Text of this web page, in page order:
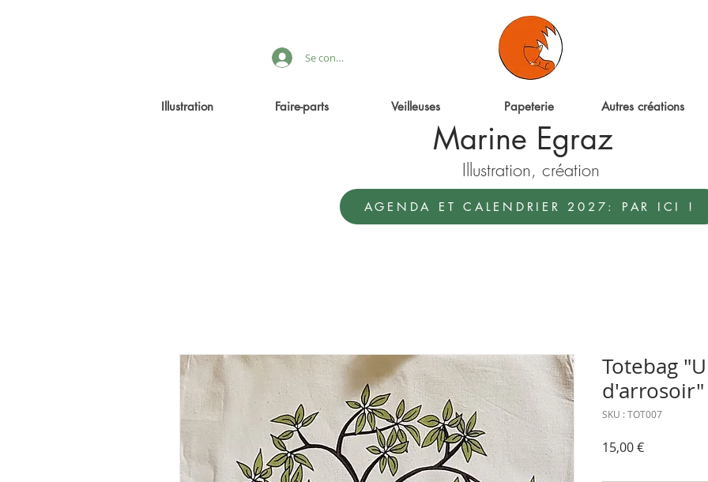
Se connecter
Illustration Faire-parts Veilleuses Papeterie Autres créations
Marine Egraz
Illustration, création
AGENDA ET CALENDRIER 2027: PAR ICI !
Totebag
d'arrosoir"
SKU : TOT007
15,00 €Prix